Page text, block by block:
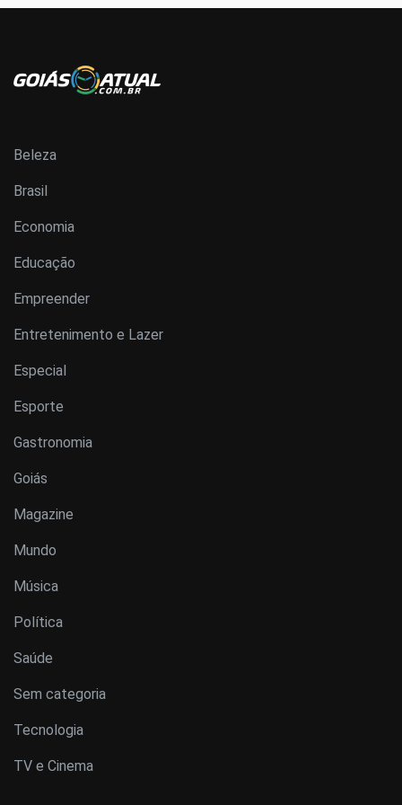
Beleza
Brasil
Economia
Educação
Empreender
Entretenimento e Lazer
Especial
Esporte
Gastronomia
Goiás
Magazine
Mundo
Música
Política
Saúde
Sem categoria
Tecnologia
TV e Cinema